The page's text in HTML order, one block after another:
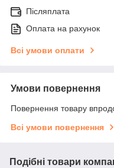
Післяплата
Оплата на рахунок
Всі умови оплати
Умови повернення
Повернення товару
Всі умови повернення
Подібні товари